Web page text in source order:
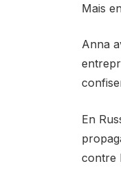
Mais
Anna
En
contre